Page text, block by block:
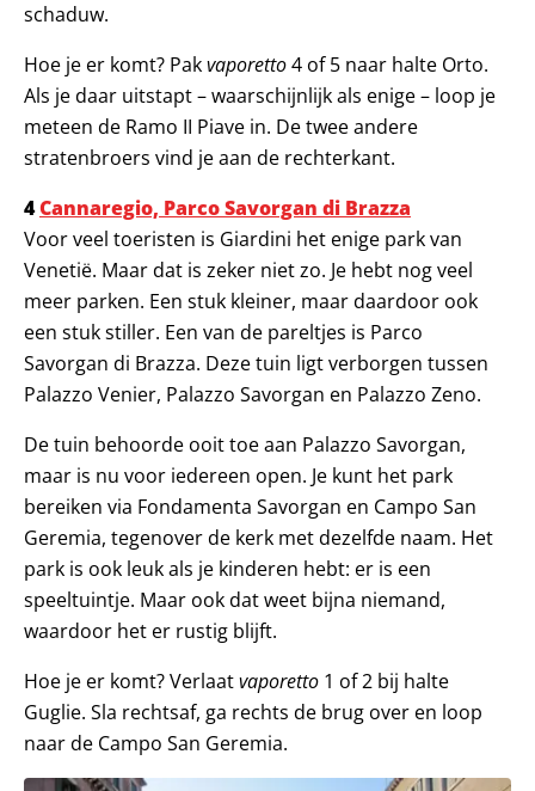
schaduw.
Hoe je er komt? Pakvaporetto4 of 5 naar halte Orto.
Als je daar uitstapt – waarschijnlijk als enige – loop je
meteen de Ramo II Piave in. De twee andere
stratenbroers vind je aan de rechterkant.
4Cannaregio, Parco Savorgan di Brazza
Voor veel toeristen is Giardini het enige park van
Venetië. Maar dat is zeker niet zo. Je hebt nog veel
meer parken. Een stuk kleiner, maar daardoor ook
een stuk stiller. Een van de pareltjes is Parco
Savorgan di Brazza. Deze tuin ligt verborgen tussen
Palazzo Venier, Palazzo Savorgan en Palazzo Zeno.
De tuin behoorde ooit toe aan Palazzo Savorgan,
maar is nu voor iedereen open. Je kunt het park
bereiken via Fondamenta Savorgan en Campo San
Geremia, tegenover de kerk met dezelfde naam. Het
park is ook leuk als je kinderen hebt: er is een
speeltuintje. Maar ook dat weet bijna niemand,
waardoor het er rustig blijft.
Hoe je er komt? Verlaatvaporetto 1 of 2 bij halte
Guglie. Sla rechtsaf, ga rechts de brug over en loop
naar de Campo San Geremia.